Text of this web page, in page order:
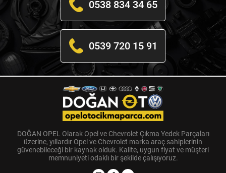
0538 834 34 65
0539 720 15 91
DOĞAN OPEL Olarak Opel ve Chevrolet Çıkma Yedek Parçaları
üzerine, yıllardır Opel ve Chevrolet marka araç sahiplerinin
güvenebileceği bir kaynak olduk. Kalite, uygun fiyat ve müşteri
memnuniyeti odaklı bir şekilde çalışıyoruz.